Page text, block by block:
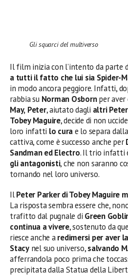
Gli squarci del multiverso
Il film inizia con l’intento da parte
a tutti il fatto che lui sia Spider-
in modo ancora peggiore. Infatti,
rabbia su Norman Osbornper aver
May, Peter, aiutato dagli altri
Tobey Maguire, decide di non
loro infatti lo curae lo separa
cattiva, come è successo anche per
Sandman ed Electro. Il trio infatti
gli antagonisti, che non saranno
tornando nel loro universo.
IlPeter Parker di Tobey Maguire
La risposta sembra essere che,
trafitto dal pugnale di Green
continua a vivere, sostenuto da
riesce anche aredimersi per aver
Stacynel suo universo,salvando
afferrandola poco prima che
precipitata dalla Statua della